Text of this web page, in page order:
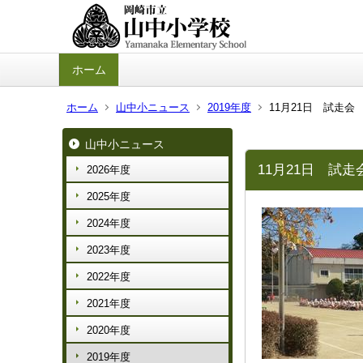
ホーム
ホーム 山中小ニュース 2019年度 11月21日 試走会
山中小ニュース
2026年度
2025年度
2024年度
2023年度
2022年度
2021年度
2020年度
2019年度
11月21日 試走